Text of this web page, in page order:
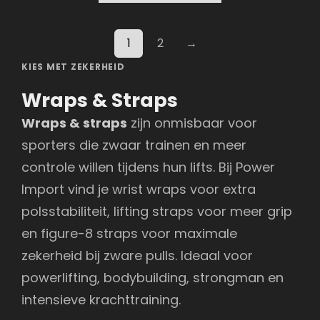
heeft
op
productpagina
1 2 →
KIES MET ZEKERHEID
Wraps & Straps
Wraps & straps zijn onmisbaar voor
sporters die zwaar trainen en meer
controle willen tijdens hun lifts. Bij Power
Import vind je wrist wraps voor extra
polsstabiliteit, lifting straps voor meer grip
en figure-8 straps voor maximale
zekerheid bij zware pulls. Ideaal voor
powerlifting, bodybuilding, strongman en
intensieve krachttraining.